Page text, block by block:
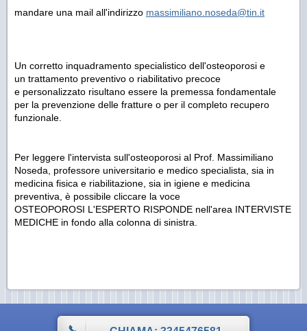
mandare una mail all'indirizzo massimiliano.noseda@tin.it
Un corretto inquadramento specialistico dell'osteoporosi e
un trattamento preventivo o riabilitativo precoce
e personalizzato risultano essere la premessa fondamentale
per la prevenzione delle fratture o per il completo recupero
funzionale.
Per leggere l'intervista sull'osteoporosi al Prof. Massimiliano
Noseda, professore universitario e medico specialista, sia in
medicina fisica e riabilitazione, sia in igiene e medicina
preventiva, è possibile cliccare la voce
OSTEOPOROSI L'ESPERTO RISPONDE nell'area INTERVISTE
MEDICHE in fondo alla colonna di sinistra.